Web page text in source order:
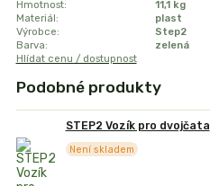
Hmotnost:
11,1 kg
Materiál:
plast
Výrobce:
Step2
Barva:
zelená
Hlídat cenu / dostupnost
Podobné produkty
STEP2 Vozík pro dvojčata
Není skladem